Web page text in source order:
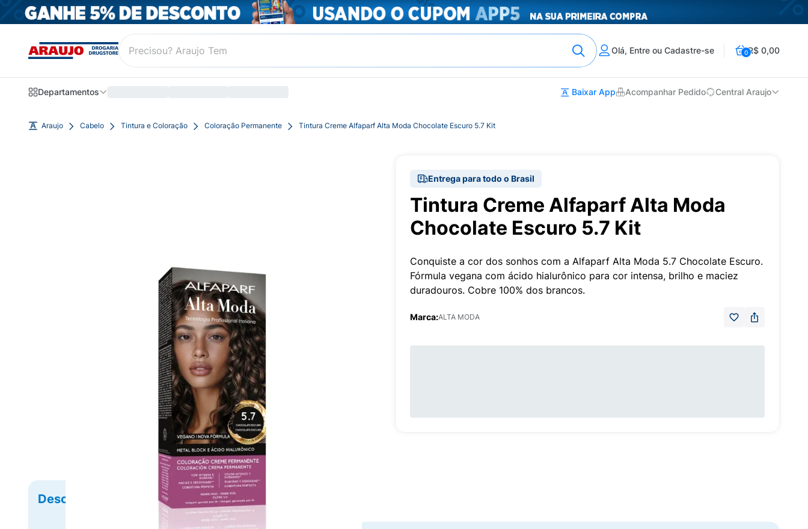
Olá, Entre ou Cadastre-se 0R$ 0,00
Departamentos Baixar App Acompanhar Pedido Central Araujo
Araujo Cabelo Tintura e Coloração Coloração Permanente Tintura Creme Alfaparf Alta Moda Chocolate Escuro 5.7 Kit
Entrega para todo o Brasil
Tintura Creme Alfaparf Alta Moda
Chocolate Escuro 5.7 Kit
Conquiste a cor dos sonhos com a Alfaparf Alta Moda 5.7 Chocolate Escuro.
Fórmula vegana com ácido hialurônico para cor intensa, brilho e maciez
duradouros. Cobre 100% dos brancos.
Marca:ALTA MODA
Descrição Ficha Técnica